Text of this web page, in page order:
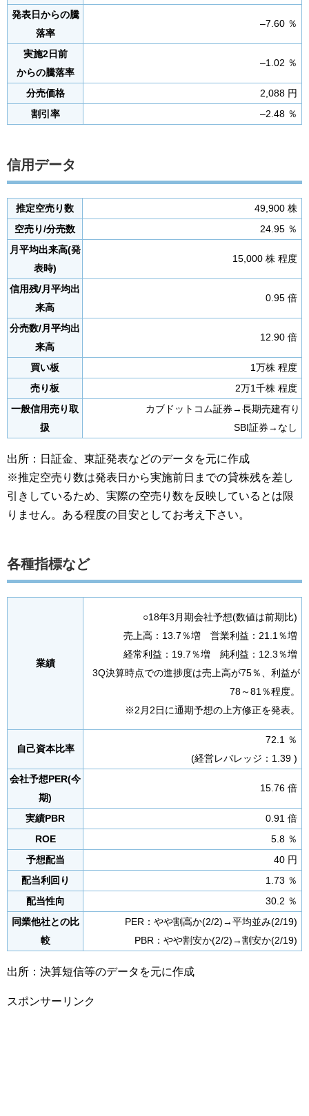
発表日からの騰
落率
–7.60 ％
実施2日前
からの騰落率
–1.02 ％
分売価格
2,088 円
割引率
–2.48 ％
信用データ
推定空売り数
49,900 株
空売り/分売数
24.95 ％
月平均出来高(発
表時)
15,000 株 程度
信用残/月平均出
来高
0.95 倍
分売数/月平均出
来高
12.90 倍
買い板
1万株 程度
売り板
2万1千株 程度
一般信用売り取
扱
カブドットコム証券→長期売建有り
SBI証券→なし
出所：日証金、東証発表などのデータを元に作成
※推定空売り数は発表日から実施前日までの貸株残を差し
引きしているため、実際の空売り数を反映しているとは限
りません。ある程度の目安としてお考え下さい。
各種指標など
業績
○18年3月期会社予想(数値は前期比)
売上高：13.7％増 営業利益：21.1％増
経常利益：19.7％増 純利益：12.3％増
3Q決算時点での進捗度は売上高が75％、利益が
78～81％程度。
※2月2日に通期予想の上方修正を発表。
自己資本比率
72.1 ％
(経営レバレッジ：1.39 )
会社予想PER(今
期)
15.76 倍
実績PBR
0.91 倍
ROE
5.8 ％
予想配当
40 円
配当利回り
1.73 ％
配当性向
30.2 ％
同業他社との比
較
PER：やや割高か(2/2)→平均並み(2/19)
PBR：やや割安か(2/2)→割安か(2/19)
出所：決算短信等のデータを元に作成
スポンサーリンク